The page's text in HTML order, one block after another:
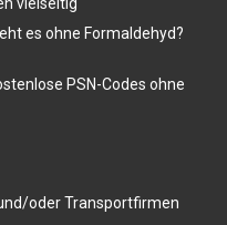
es ohne Formaldehyd?
PSN-Codes ohne
oder Transportfirmen